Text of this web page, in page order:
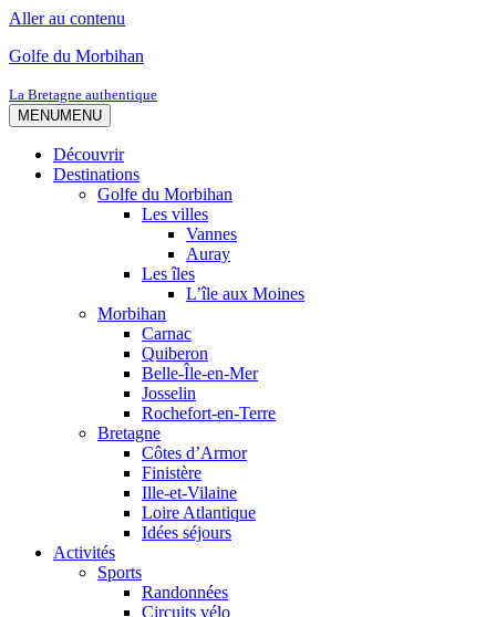
Aller au contenu
Golfe du Morbihan
La Bretagne authentique
MENUMENU
Découvrir
Destinations
Golfe du Morbihan
Les villes
Vannes
Auray
Les îles
L’île aux Moines
Morbihan
Carnac
Quiberon
Belle-Île-en-Mer
Josselin
Rochefort-en-Terre
Bretagne
Côtes d’Armor
Finistère
Ille-et-Vilaine
Loire Atlantique
Idées séjours
Activités
Sports
Randonnées
Circuits vélo